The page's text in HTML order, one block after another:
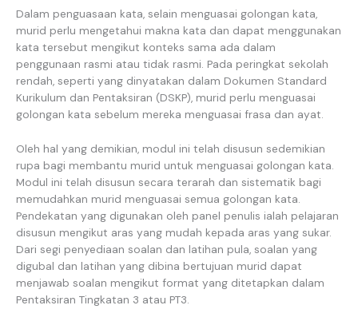
Dalam penguasaan kata, selain menguasai golongan kata,
murid perlu mengetahui makna kata dan dapat menggunakan
kata tersebut mengikut konteks sama ada dalam
penggunaan rasmi atau tidak rasmi. Pada peringkat sekolah
rendah, seperti yang dinyatakan dalam Dokumen Standard
Kurikulum dan Pentaksiran (DSKP), murid perlu menguasai
golongan kata sebelum mereka menguasai frasa dan ayat.
Oleh hal yang demikian, modul ini telah disusun sedemikian
rupa bagi membantu murid untuk menguasai golongan kata.
Modul ini telah disusun secara terarah dan sistematik bagi
memudahkan murid menguasai semua golongan kata.
Pendekatan yang digunakan oleh panel penulis ialah pelajaran
disusun mengikut aras yang mudah kepada aras yang sukar.
Dari segi penyediaan soalan dan latihan pula, soalan yang
digubal dan latihan yang dibina bertujuan murid dapat
menjawab soalan mengikut format yang ditetapkan dalam
Pentaksiran Tingkatan 3 atau PT3.